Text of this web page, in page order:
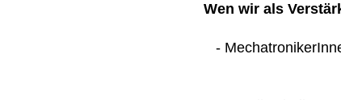
Wen wir als
-